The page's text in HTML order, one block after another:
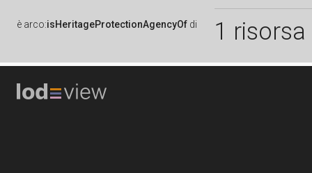
è arco:isHeritageProtectionAgencyOf di 1 risorsa